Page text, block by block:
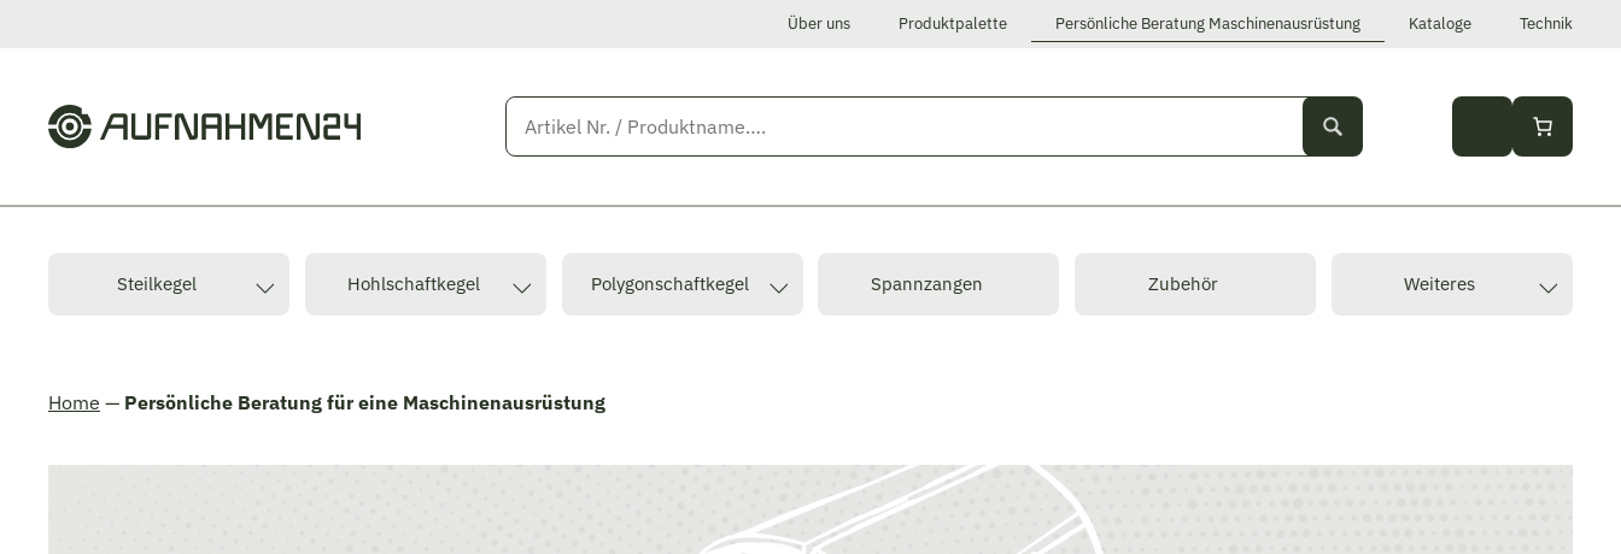
Über uns Produktpalette Persönliche Beratung Maschinenausrüstung Kataloge Technik
Steilkegel Hohlschaftkegel Polygonschaftkegel Spannzangen Zubehör Weiteres
Home — Persönliche Beratung für eine Maschinenausrüstung